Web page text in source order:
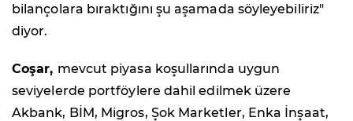
bilançolara bıraktığını şu aşamada söyleyebiliriz"
diyor.
Coşar, mevcut piyasa koşullarında uygun
seviyelerde portföylere dahil edilmek üzere
Akbank, BİM, Migros, Şok Marketler, Enka İnşaat,